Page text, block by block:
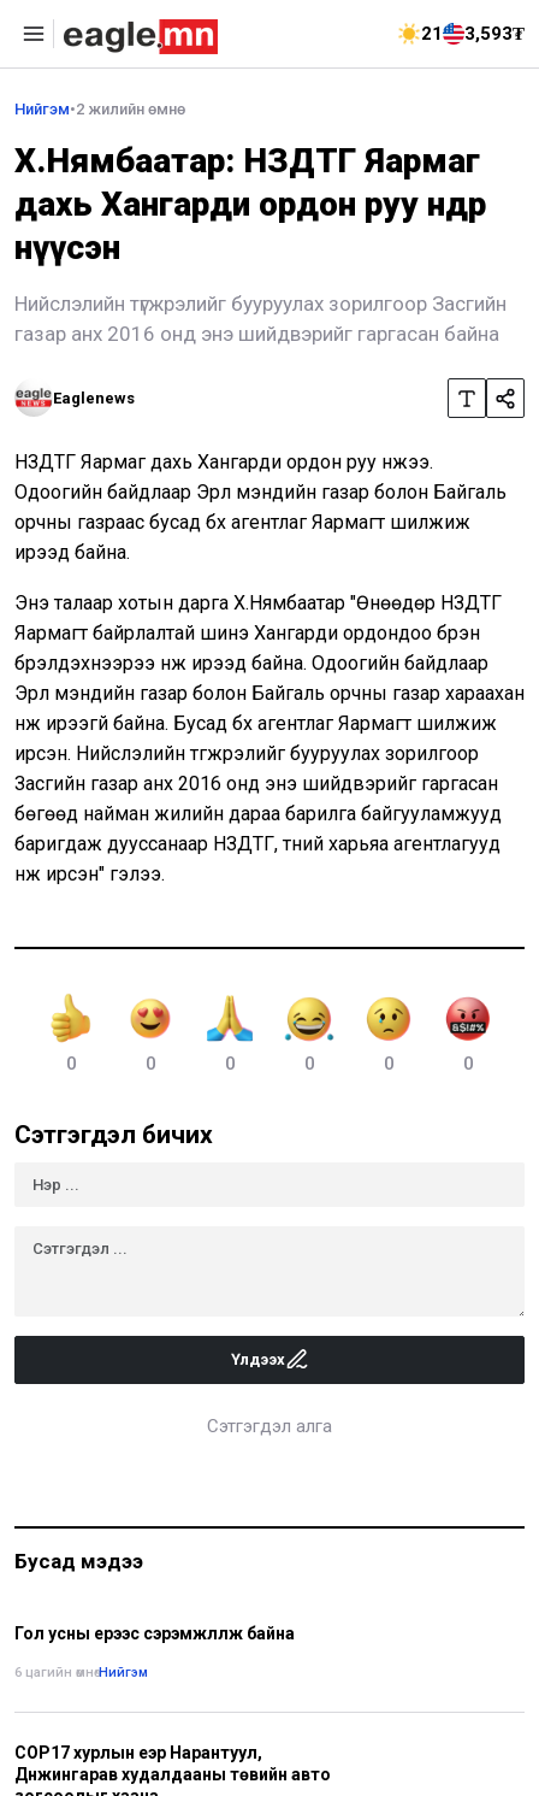
21 3,593₮
Нийгэм•2 жилийн өмнө
Х.Нямбаатар: НЗДТГ Яармаг
дахь Хангарди ордон руу өнөөдөр
нүүсэн
Нийслэлийн түгжрэлийг бууруулах зорилгоор Засгийн
газар анх 2016 онд энэ шийдвэрийг гаргасан байна
Eaglenews
НЗДТГ Яармаг дахь Хангарди ордон руу нүүжээ.
Одоогийн байдлаар Эрүүл мэндийн газар болон Байгаль
орчны газраас бусад бүх агентлаг Яармагт шилжиж
ирээд байна.
Энэ талаар хотын дарга Х.Нямбаатар "Өнөөдөр НЗДТГ
Яармагт байрлалтай шинэ Хангарди ордондоо бүрэн
бүрэлдэхүүнээрээ нүүж ирээд байна. Одоогийн байдлаар
Эрүүл мэндийн газар болон Байгаль орчны газар хараахан
нүүж ирээгүй байна. Бусад бүх агентлаг Яармагт шилжиж
ирсэн. Нийслэлийн түгжрэлийг бууруулах зорилгоор
Засгийн газар анх 2016 онд энэ шийдвэрийг гаргасан
бөгөөд найман жилийн дараа барилга байгууламжууд
баригдаж дууссанаар НЗДТГ, түүний харьяа агентлагууд
нүүж ирсэн" гэлээ.
0 0 0 0 0 0
Сэтгэгдэл бичих
Үлдээх
Сэтгэгдэл алга
Бусад мэдээ
Гол усны үерээс сэрэмжлүүлж байна
6 цагийн өмнө•Нийгэм
COP17 хурлын үеэр Нарантуул,
Дүнжингарав худалдааны төвийн авто